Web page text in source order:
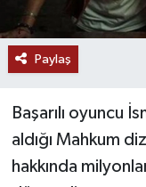
Paylaş
Başarılı oyuncu
aldığı Mahkum
hakkında